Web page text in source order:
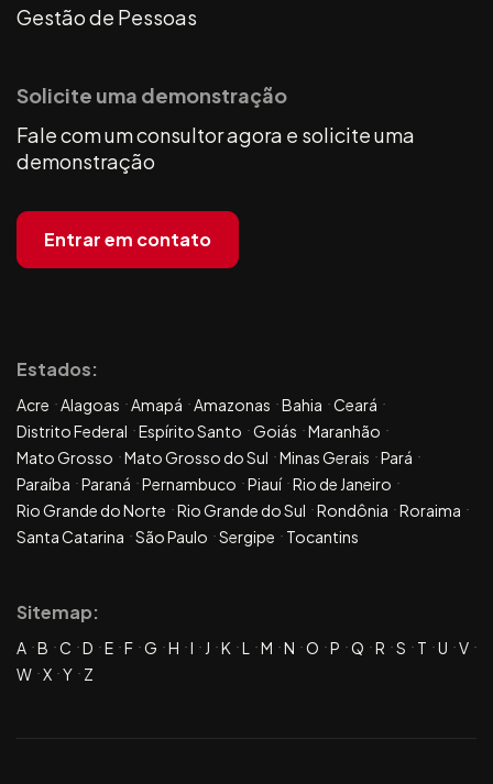
Gestão de Pessoas
Solicite uma demonstração
Fale com um consultor agora e solicite uma
demonstração
Entrar em contato
Estados:
Acre Alagoas Amapá Amazonas Bahia
Ceará
Distrito Federal
Espírito Santo Goiás
Maranhão
Mato Grosso
Mato Grosso do Sul Minas Gerais
Pará
Paraíba
Paraná Pernambuco Piauí Rio de Janeiro
Rio Grande do Norte
Rio Grande do Sul Rondônia
Roraima
Santa Catarina
São Paulo Sergipe Tocantins
Sitemap:
A B C D E F G H I J K L M N O P Q R S T U
V
W X Y Z